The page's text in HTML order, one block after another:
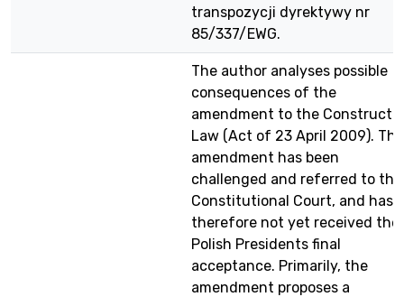
transpozycji dyrektywy nr
85/337/EWG.
The author analyses possible
consequences of the
amendment to the
Law (Act of 23 April 2009).
amendment has been
challenged and referred to the
Constitutional Court, and has
therefore not yet received the
Polish Presidents final
acceptance. Primarily, the
amendment proposes a